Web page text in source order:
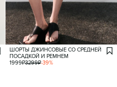
ШОРТЫ ДЖИНСОВЫЕ СО СРЕДНЕЙ
ПОСАДКОЙ И РЕМНЕМ
1999₽3299₽-39%